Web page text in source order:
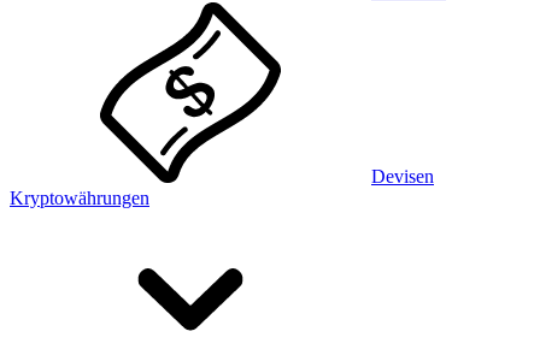
Devisen
Kryptowährungen